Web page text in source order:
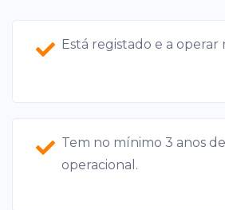
Está registado e a operar
Tem no mínimo 3 anos
operacional.